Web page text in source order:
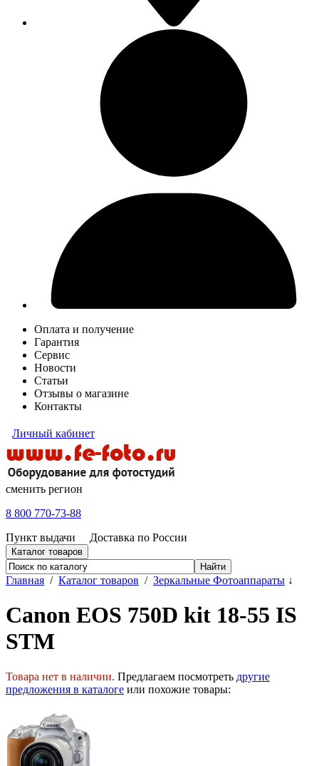
Оплата и получение
Гарантия
Сервис
Новости
Статьи
Отзывы о магазине
Контакты
Личный кабинет
сменить регион
8 800 770-73-88
Пункт выдачи
Доставка по России
Каталог товаров
Главная / Каталог товаров / Зеркальные Фотоаппараты ↓
Canon EOS 750D kit 18-55 IS
STM
Товара нет в наличии. Предлагаем посмотреть другие
предложения в каталоге или похожие товары: